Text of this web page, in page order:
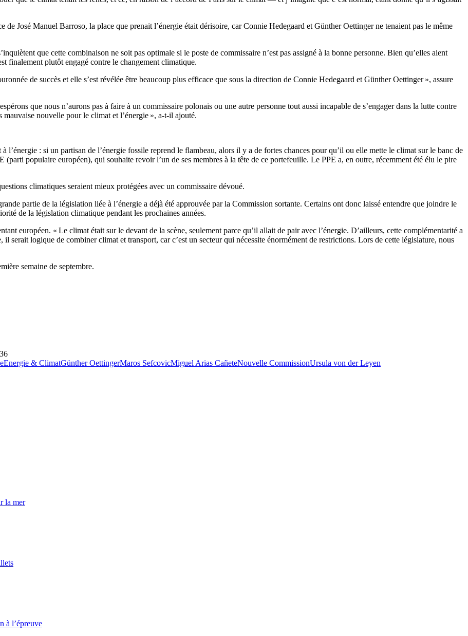
de José Manuel Barroso, la place que prenait l’énergie était dérisoire, car Connie Hedegaard et Günther Oettinger ne tenaient pas le même
que cette combinaison ne soit pas optimale si le poste de commissaire n’est pas assigné à la bonne personne. Bien qu’elles aient
finalement plutôt engagé contre le changement climatique.
de succès et elle s’est révélée être beaucoup plus efficace que sous la direction de Connie Hedegaard et Günther Oettinger », assure
que nous n’aurons pas à faire à un commissaire polonais ou une autre personne tout aussi incapable de s’engager dans la lutte contre
nouvelle pour le climat et l’énergie », a-t-il ajouté.
l’énergie : si un partisan de l’énergie fossile reprend le flambeau, alors il y a de fortes chances pour qu’il ou elle mette le climat sur le banc de
populaire européen), qui souhaite revoir l’un de ses membres à la tête de ce portefeuille. Le PPE a, en outre, récemment été élu le pire
climatiques seraient mieux protégées avec un commissaire dévoué.
partie de la législation liée à l’énergie a déjà été approuvée par la Commission sortante. Certains ont donc laissé entendre que joindre le
de la législation climatique pendant les prochaines années.
européen. « Le climat était sur le devant de la scène, seulement parce qu’il allait de pair avec l’énergie. D’ailleurs, cette complémentarité a
serait logique de combiner climat et transport, car c’est un secteur qui nécessite énormément de restrictions. Lors de cette législature, nous
semaine de septembre.
Energie & ClimatGünther OettingerMaros SefcovicMiguel Arias CañeteNouvelle CommissionUrsula von der Leyen
la mer
à l’épreuve